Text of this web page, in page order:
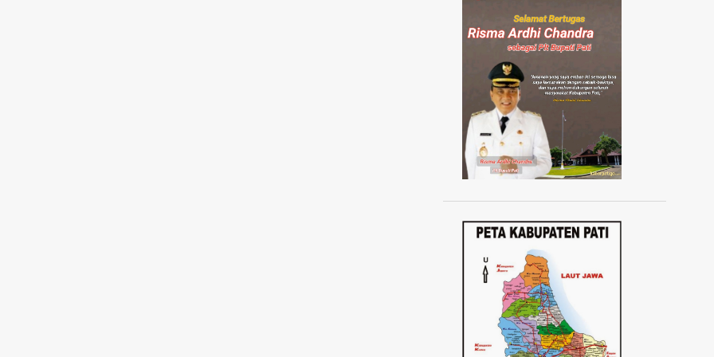
AISYIYAH JATENG AISYIYAH PATI
AISYIYAH TLOGOWUNGU
AJANG ABANG NONE JAKARTA 2024
AJUDAN KAPOLRI
AKAD MASSAL KPR SUBSIDI
AKADEMI SEPAK BOLA
AKBAR TANDJUNG AKSI 1000 LILIN
AKSI BELA DUKUNG PALESTINA
AKSI BORONG
AKSI DAMAI ANTI PREMANISME
AKSI DAMAI WARGA PATI
AKSI DEMO TOLAK KENAIKAN PAJAK